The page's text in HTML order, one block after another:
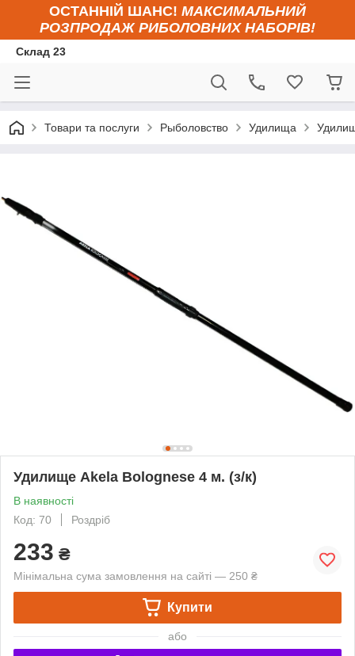
ОСТАННІЙ ШАНС! МАКСИМАЛЬНИЙ
РОЗПРОДАЖ РИБОЛОВНИХ НАБОРІВ!
Склад 23
Товари та послуги Рыболовство Удилища
Удилище Akela Bolognese 4 м. (з/к)
В наявності
Код: 70
Роздріб
233 ₴
Мінімальна сума замовлення на сайті — 250 ₴
Купити
або